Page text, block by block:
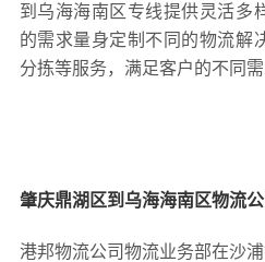
到乌海海南区专线提供灵活多
的需求量身定制不同的物流解
分拣等服务，满足客户的不同需
肇庆鼎湖区到乌海海南区物流
港邦物流公司物流业务部在沙